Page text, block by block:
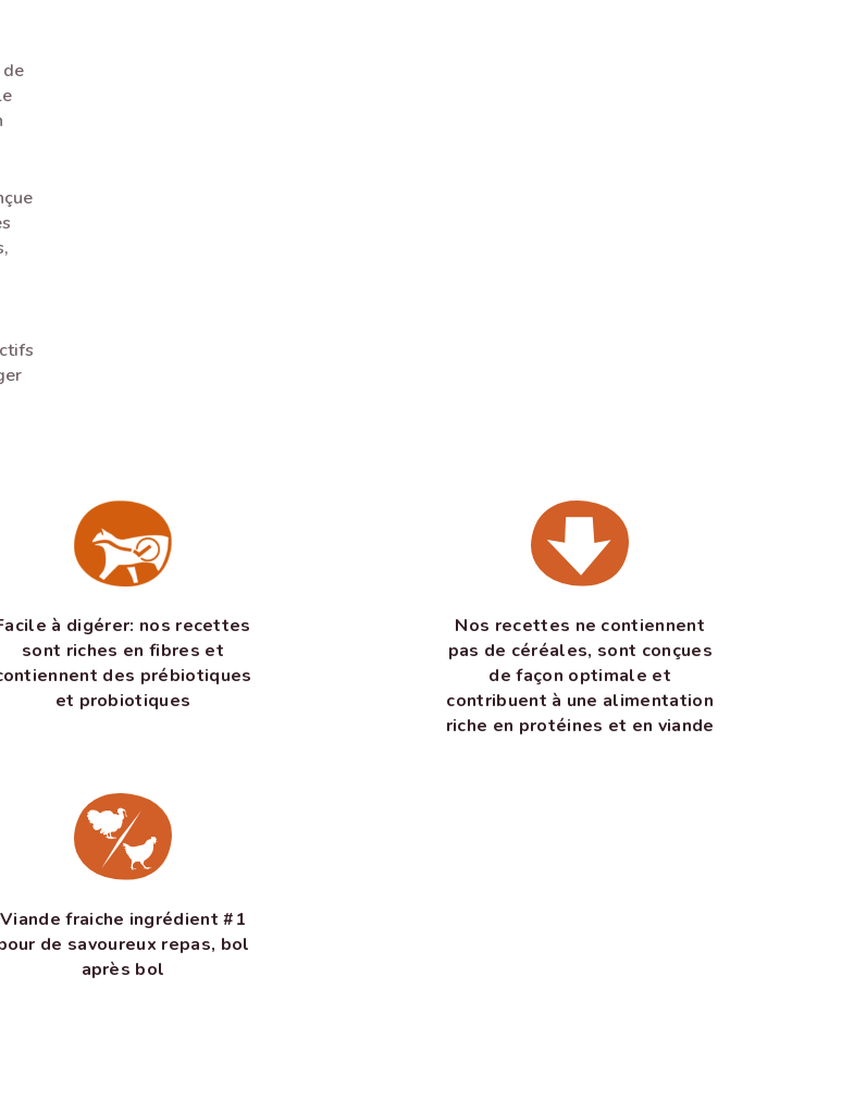
à digérer: nos recettes
sont riches en fibres et
des prébiotiques
et probiotiques
Nos recettes ne contiennent
pas de céréales, sont conçues
de façon optimale et
contribuent à une alimentation
riche en protéines et en viande
Viande fraiche ingrédient #1
de savoureux repas, bol
après bol